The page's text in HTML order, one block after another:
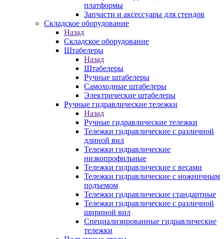
платформы
Запчасти и аксессуары для стендов
Складское оборудование
Назад
Складское оборудование
Штабелеры
Назад
Штабелеры
Ручные штабелеры
Самоходные штабелеры
Электрические штабелеры
Ручные гидравлические тележки
Назад
Ручные гидравлические тележки
Тележки гидравлические с различной
длиной вил
Тележки гидравлические
низкопрофильные
Тележки гидравлические с весами
Тележки гидравлические с ножничным
подъемом
Тележки гидравлические стандартные
Тележки гидравлические с различной
шириной вил
Специализированные гидравлические
тележки